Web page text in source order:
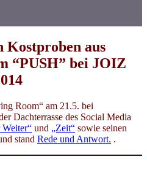
Kostproben aus
“PUSH” bei JOIZ
Room“ am 21.5. bei
Dachterrasse des Social Media
Weiter“ und „Zeit“ sowie seinen
stand Rede und Antwort. .